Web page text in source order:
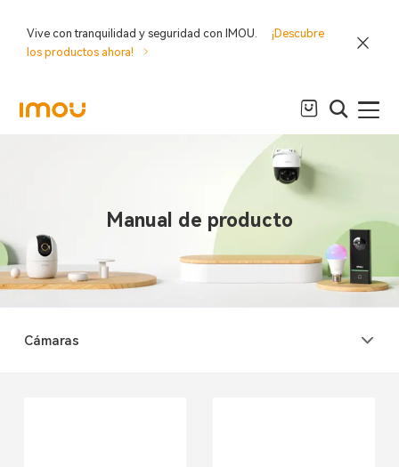
Vive con tranquilidad y seguridad con IMOU.
¡Descubre
los productos ahora!
Manual de producto
Cámaras